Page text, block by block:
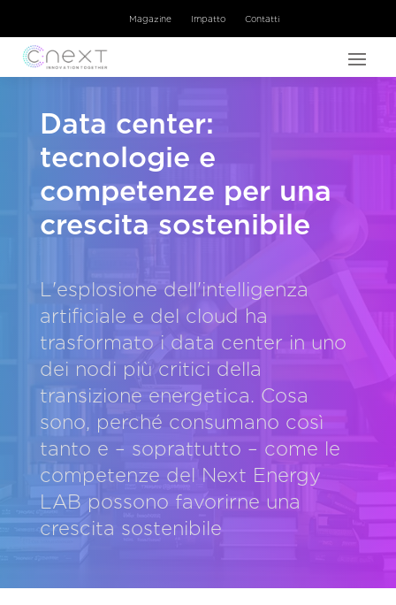
Magazine Impatto Contatti
Data center:
tecnologie e
competenze per una
crescita sostenibile
L'esplosione dell'intelligenza
artificiale e del cloud ha
trasformato i data center in uno
dei nodi più critici della
transizione energetica. Cosa
sono, perché consumano così
tanto e – soprattutto – come le
competenze del Next Energy
LAB possono favorirne una
crescita sostenibile